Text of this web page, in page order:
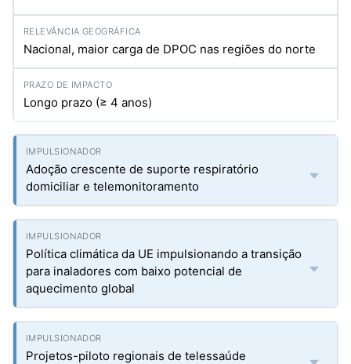
Nacional, maior carga de DPOC nas regiões do norte
Longo prazo (≥ 4 anos)
Adoção crescente de suporte respiratório
domiciliar e telemonitoramento
Política climática da UE impulsionando a transição
para inaladores com baixo potencial de
aquecimento global
Projetos-piloto regionais de telessaúde